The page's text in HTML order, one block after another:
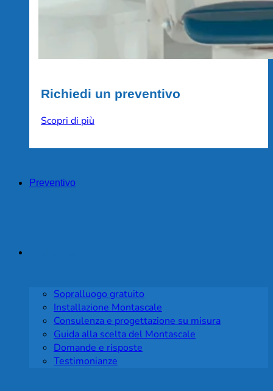
Richiedi un preventivo
Scopri di più
Preventivo
Sopralluogo gratuito
Installazione Montascale
Consulenza e progettazione su misura
Guida alla scelta del Montascale
Domande e risposte
Testimonianze